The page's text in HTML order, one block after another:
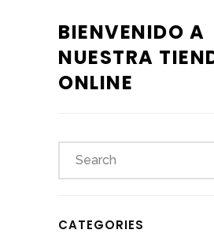
BIENVENIDO A
NUESTRA
ONLINE
CATEGORIES